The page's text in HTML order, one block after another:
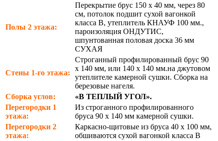
Полы 2 этажа:
Перекрытие брус 150 х 40 мм, через 80
см, потолок подшит сухой вагонкой
класса В, утеплитель КНАУФ 100 мм.,
пароизоляция ОНДУТИС,
шпунтованная половая доска 36 мм
СУХАЯ
Стены 1-го этажа:
Строганный профилированный брус 90
х 140 мм, или 140 х 140 мм.на джутовом
утеплителе камерной сушки. Сборка на
березовые нагеля.
Сборка углов:
«В ТЕПЛЫЙ УГОЛ».
Перегородки 1
этажа:
Из строганного профилированного
бруса 90 х 140 мм камерной сушки.
Перегородки 2
этажа:
Каркасно-щитовые из бруса 40 х 100 мм,
обшиваются сухой вагонкой класса В